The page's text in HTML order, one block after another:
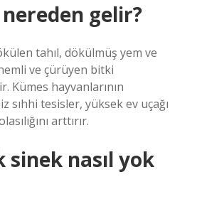
gelir?
tahıl, dökülmüş yem ve
ve çürüyen bitki
Kümes hayvanlarının
sıhhi tesisler, yüksek ev uçağı
arttırır.
sinek nasıl yok